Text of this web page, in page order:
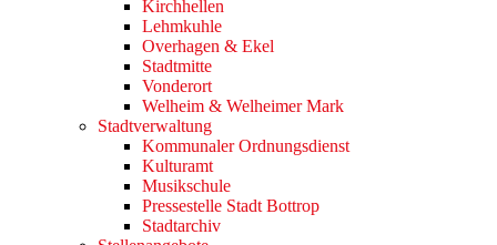
Kirchhellen
Lehmkuhle
Overhagen & Ekel
Stadtmitte
Vonderort
Welheim & Welheimer Mark
Stadtverwaltung
Kommunaler Ordnungsdienst
Kulturamt
Musikschule
Pressestelle Stadt Bottrop
Stadtarchiv